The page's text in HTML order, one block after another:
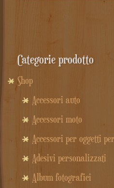
Categorie prodotto
Shop
Accessori auto
Accessori moto
Accessori per oggetti
Adesivi personalizzati
Album fotografici